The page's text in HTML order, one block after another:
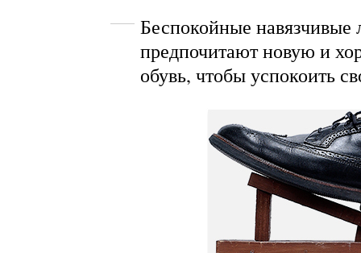
Беспокойные навязчивые
предпочитают новую и
обувь, чтобы успокоить